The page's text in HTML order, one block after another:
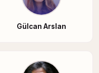
Gülcan Arslan